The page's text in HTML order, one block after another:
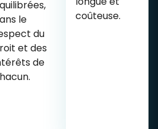
le
du
et des
de
coûteuse.